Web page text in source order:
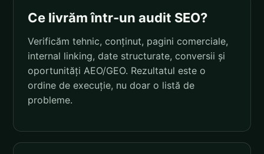
Ce livrăm într-un audit SEO?
Verificăm tehnic, conținut, pagini comerciale,
internal linking, date structurate, conversii și
oportunități AEO/GEO. Rezultatul este o
ordine de execuție, nu doar o listă de
probleme.